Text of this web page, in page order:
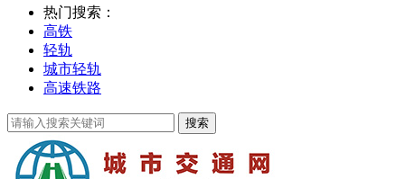
热门搜索：
高铁
轻轨
城市轻轨
高速铁路